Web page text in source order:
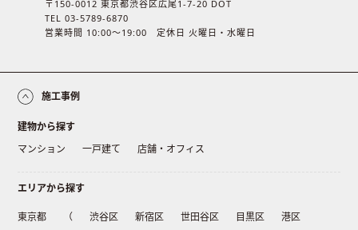
〒150-0012 東京都渋谷区広尾1-7-20 DOT
TEL 03-5789-6870
営業時間 10:00〜19:00 定休日 火曜日・水曜日
施工事例
建物から探す
マンション
一戸建て 店舗・オフィス
エリアから探す
東京都 （ 渋谷区 新宿区 世田谷区 目黒区
港区